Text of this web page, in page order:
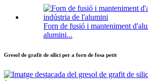
Forn de fusió i manteniment
alumini...
Gresol de grafit de silici per a forn de fosa petit